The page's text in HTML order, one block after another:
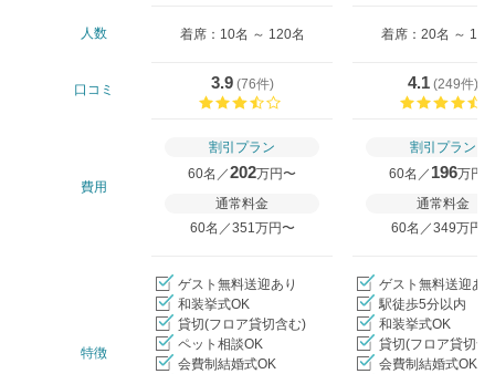
人数 着席：10名 ～ 120名 着席：20名 ～ 120
口コミ 3.9(76件)
4.1 (249件)
費用
割引プラン
60名／202万円〜
通常料金
60名／351万円〜
割引プラン
60名／ 196万円
通常料金
60名／349万円〜
特徴
ゲスト無料送迎あり
和装挙式OK
貸切(フロア貸切含む)
ペット相談OK
会費制結婚式OK
ゲスト無料送迎あ
駅徒歩5分以内
和装挙式OK
貸切(フロア貸切含
会費制結婚式OK